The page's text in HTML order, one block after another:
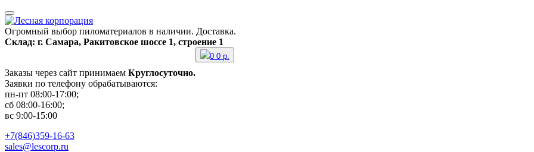
Огромный выбор пиломатериалов в наличии. Доставка.
Склад: г. Самара, Ракитовское шоссе 1, строение 1
Заказы через сайт принимаем Круглосуточно.
Заявки по телефону обрабатываются:
пн-пт 08:00-17:00;
сб 08:00-16:00;
вс 9:00-15:00
0 0 р.
+7(846)359-16-63
sales@lescorp.ru